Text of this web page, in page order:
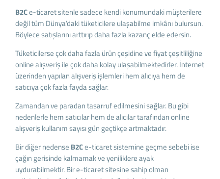
B2Ce-ticaret sitenle sadece kendi konumundaki müşterilere
değil tüm Dünya’daki tüketicilere ulaşabilme imkânı bulursun.
Böylece satışlarını arttırıp daha fazla kazanç elde edersin.
Tüketicilerse çok daha fazla ürün çeşidine ve fiyat çeşitliliğine
online alışveriş ile çok daha kolay ulaşabilmektedirler. İnternet
üzerinden yapılan alışveriş işlemleri hem alıcıya hem de
satıcıya çok fazla fayda sağlar.
Zamandan ve paradan tasarruf edilmesini sağlar. Bu gibi
nedenlerle hem satıcılar hem de alıcılar tarafından online
alışveriş kullanım sayısı gün geçtikçe artmaktadır.
Bir diğer nedense B2Ce-ticaret sistemine geçme sebebi ise
çağın gerisinde kalmamak ve yeniliklere ayak
uydurabilmektir. Bir e-ticaret sitesine sahip olman